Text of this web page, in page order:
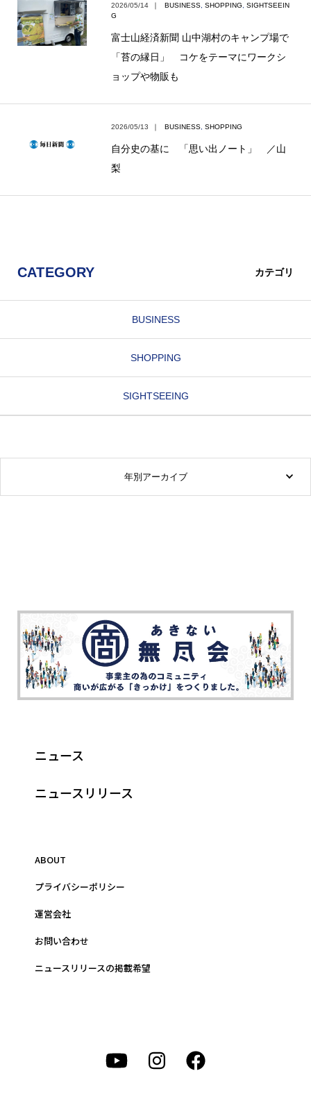
2026/05/14 ｜ BUSINESS SHOPPING
SIGHTSEEIN
G
富士山経済新聞 山中湖村のキャンプ場で
「苔の縁日」 コケをテーマにワークシ
ョップや物販も
2026/05/13 ｜ BUSINESS SHOPPING
自分史の基に 「思い出ノート」 ／山
梨
CATEGORY カテゴリ
BUSINESS
SHOPPING
SIGHTSEEING
年別アーカイブ
ニュース
ニュースリリース
ABOUT
プライバシーポリシー
運営会社
お問い合わせ
ニュースリリースの掲載希望